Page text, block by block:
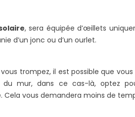
, sera équipée d’œillets
d’un jonc ou d’un ourlet.
trompez, il est possible que
du mur, dans ce cas-là, optez
Cela vous demandera moins de